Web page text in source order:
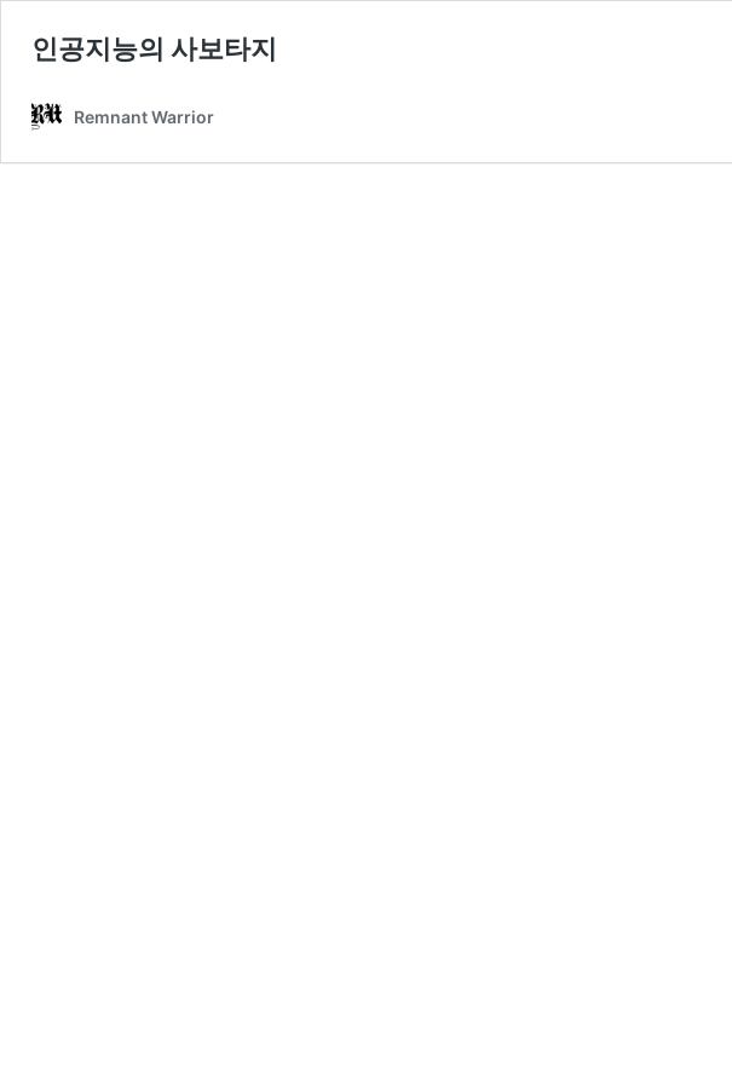
인공지능의 사보타지
Remnant Warrior